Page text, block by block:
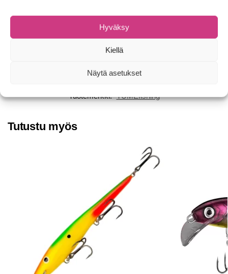
Hyväksy
Kiellä
Näytä asetukset
Kohdekalat: ahven, kirjolohi
Kotimaista käsityötä
Tuotetunnus (SKU): Ei saatavilla/-tietoa
Tuotemerkki: TUMEfishing
Tutustu myös